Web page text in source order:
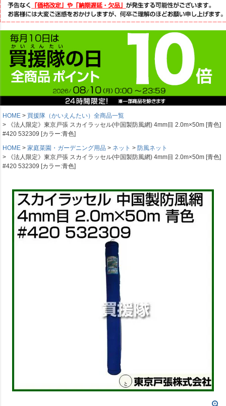
HOME
買援隊（かいえんたい）全商品一覧
《法人限定》東京戸張 スカイラッセル(中国製防風網) 4mm目 2.0m×50m [青色]
#420 532309 [カラー:青色]
HOME
家庭菜園・ガーデニング用品 ネット
防風ネット
《法人限定》東京戸張 スカイラッセル(中国製防風網) 4mm目 2.0m×50m [青色]
#420 532309 [カラー:青色]